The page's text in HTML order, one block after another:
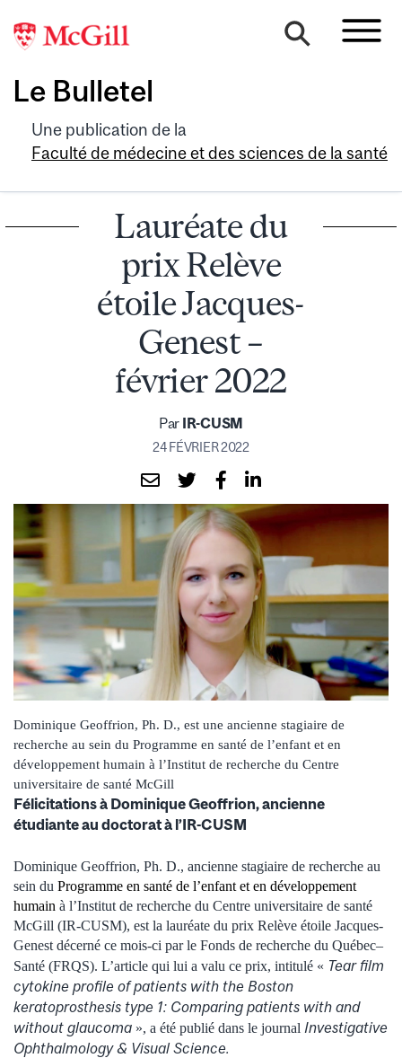
Le Bulletel
Une publication de la
Faculté de médecine et des sciences de la santé
Lauréate du
prix Relève
étoile Jacques-
Genest –
février 2022
Par IR-CUSM
24 FÉVRIER 2022
Dominique Geoffrion, Ph. D., est une ancienne stagiaire de
recherche au sein du Programme en santé de l’enfant et en
développement humain à l’Institut de recherche du Centre
universitaire de santé McGill
Félicitations à Dominique Geoffrion, ancienne
étudiante au doctorat à l’IR-CUSM
Dominique Geoffrion, Ph. D., ancienne stagiaire de recherche au
sein du Programme en santé de l’enfant et en développement
humain à l’Institut de recherche du Centre universitaire de santé
McGill (IR-CUSM), est la lauréate du prix Relève étoile Jacques-
Genest décerné ce mois-ci par le Fonds de recherche du Québec–
Santé (FRQS). L’article qui lui a valu ce prix, intitulé « Tear film
cytokine profile of patients with the Boston
keratoprosthesis type 1: Comparing patients with and
without glaucoma », a été publié dans le journal Investigative
Ophthalmology & Visual Science.